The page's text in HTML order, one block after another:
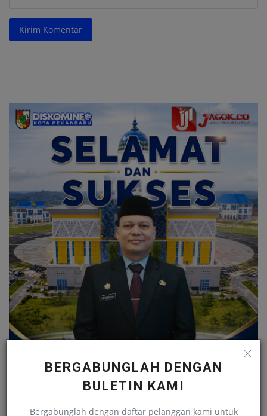
BERGABUNGLAH DENGAN
BULETIN KAMI
Bergabunglah dengan daftar pelanggan kami untuk
Kirim Komentar